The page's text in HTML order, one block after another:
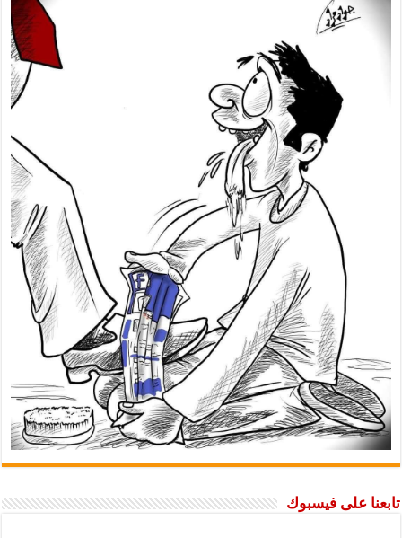
تابعنا على فيسبوك